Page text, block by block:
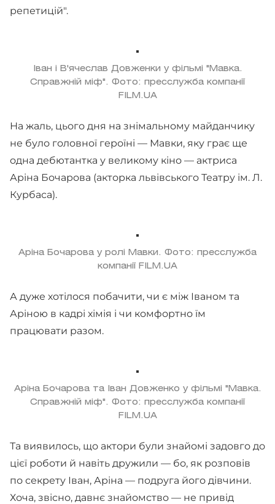
репетицій".
Іван і В'ячеслав Довженки у фільмі "Мавка.
Справжній міф". Фото: пресслужба компанії
FILM.UA
На жаль, цього дня на знімальному майданчику
не було головної героїні — Мавки, яку грає ще
одна дебютантка у великому кіно — актриса
Аріна Бочарова (акторка львівського Театру ім. Л.
Курбаса).
Аріна Бочарова у ролі Мавки. Фото: пресслужба
компанії FILM.UA
А дуже хотілося побачити, чи є між Іваном та
Аріною в кадрі хімія і чи комфортно їм
працювати разом.
Аріна Бочарова та Іван Довженко у фільмі "Мавка.
Справжній міф". Фото: пресслужба компанії
FILM.UA
Та виявилось, що актори були знайомі задовго до
цієї роботи й навіть дружили — бо, як розповів
по секрету Іван, Аріна — подруга його дівчини.
Хоча, звісно, давнє знайомство — не привід